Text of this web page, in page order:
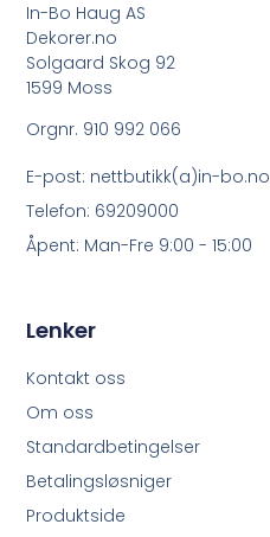
Lenker
Kontakt oss
Om oss
Standardbetingelser
Betalingsløsniger
Produktside
In-Bo Haug AS
Dekorer.no
Solgaard Skog 92
1599 Moss
Orgnr. 910 992 066
E-post: nettbutikk(a)in-bo.no
Telefon: 69209000
Åpent: Man-Fre 9:00 - 15:00